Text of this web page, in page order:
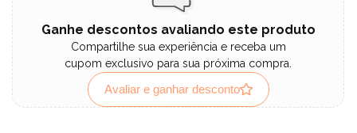
Ganhe descontos avaliando este produto
Compartilhe sua experiência e receba um
cupom exclusivo para sua próxima compra.
Avaliar e ganhar desconto